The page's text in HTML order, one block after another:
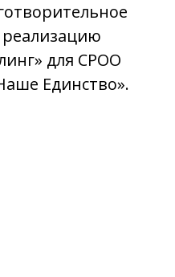
для СРОО
Единство».